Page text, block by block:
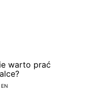
warto prać
EN